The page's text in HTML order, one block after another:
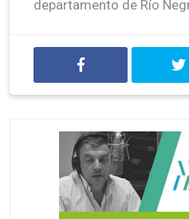
departamento de Río